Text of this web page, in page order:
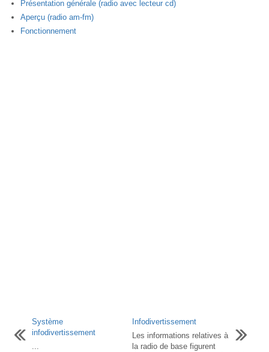
Présentation générale (radio avec lecteur cd)
Aperçu (radio am-fm)
Fonctionnement
Système
infodivertissement
...
Infodivertissement
Les informations relatives à
la radio de base figurent